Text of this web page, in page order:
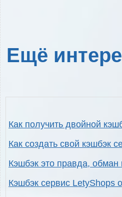
Ещё
Как получить двойной
Как создать свой кэшбэк
Кэшбэк это правда, обман
Кэшбэк сервис LetyShops